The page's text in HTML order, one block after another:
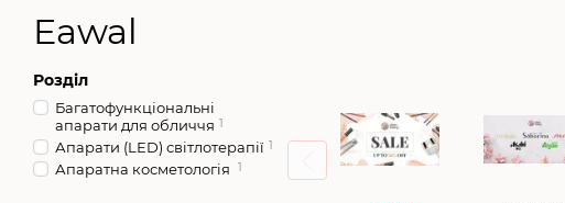
Eawal
Розділ
Багатофункціональні
апарати для обличчя 1
Апарати (LED) світлотерапії 1
Апаратна косметологія 1